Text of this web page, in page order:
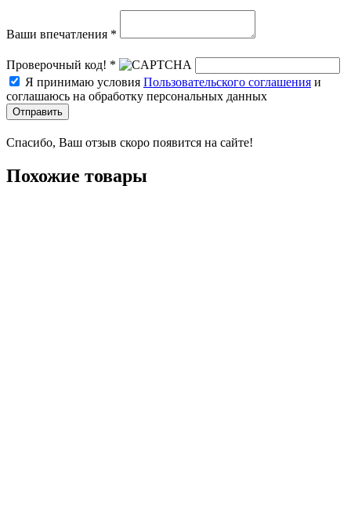
Ваши впечатления *
Проверочный код! *
Я принимаю условия Пользовательского соглашения и
соглашаюсь на обработку персональных данных
Отправить
Спасибо, Ваш отзыв скоро появится на сайте!
Похожие товары